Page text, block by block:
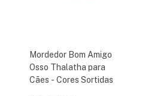
Mordedor Bom Amigo
Osso Thalatha para
Cães - Cores Sortidas